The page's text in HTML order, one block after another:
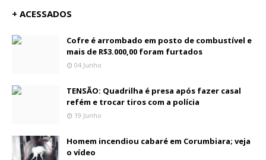
+ ACESSADOS
Cofre é arrombado em posto de combustível e
mais de R$3.000,00 foram furtados
04 Junho
TENSÃO: Quadrilha é presa após fazer casal
refém e trocar tiros com a polícia
19 Junho
Homem incendiou cabaré em Corumbiara; veja
o vídeo